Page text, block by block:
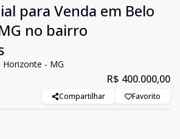
para Venda em Belo
no bairro
Horizonte - MG
R$ 400.000,00
Compartilhar Favorito